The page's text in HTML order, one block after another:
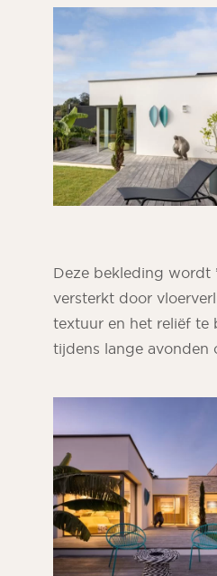
Deze bekleding wordt
versterkt door
textuur en het reliëf te
tijdens lange avonden